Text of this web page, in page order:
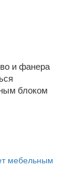
и фанера
блоком
мебельным